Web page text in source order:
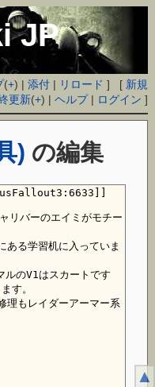
JP
(+) |添付 | リロード ] [ 新規
更新(+) |ヘルプ| ログイン ]
) の編集
▲